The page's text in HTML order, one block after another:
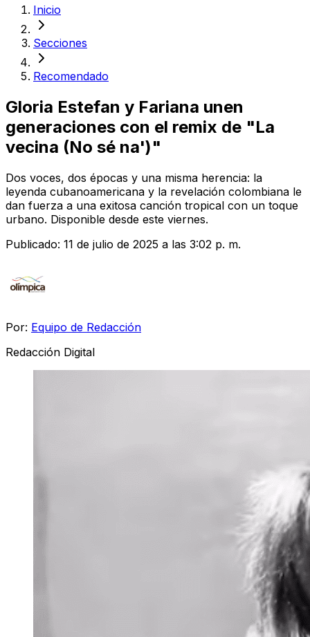
Inicio
Secciones
Recomendado
Gloria Estefan y Fariana unen
generaciones con el remix de "La
vecina (No sé na')"
Dos voces, dos épocas y una misma herencia: la
leyenda cubanoamericana y la revelación colombiana le
dan fuerza a una exitosa canción tropical con un toque
urbano. Disponible desde este viernes.
Publicado: 11 de julio de 2025 a las 3:02 p. m.
Por: Equipo de Redacción
Redacción Digital